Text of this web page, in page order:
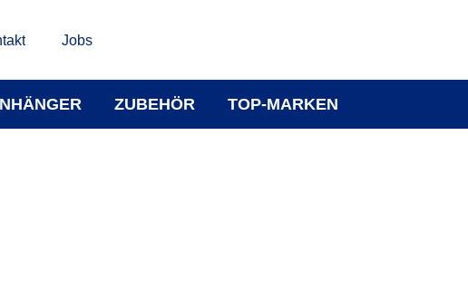
Jobs
ZUBEHÖR TOP-MARKEN